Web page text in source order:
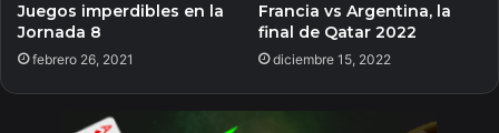
Juegos imperdibles en la
Jornada 8
febrero 26, 2021
Francia vs Argentina, la
final de Qatar 2022
diciembre 15, 2022